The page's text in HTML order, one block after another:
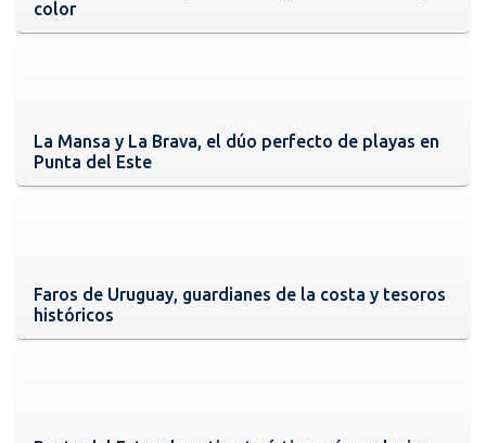
color
La Mansa y La Brava, el dúo perfecto de playas en
Punta del Este
Faros de Uruguay, guardianes de la costa y tesoros
históricos